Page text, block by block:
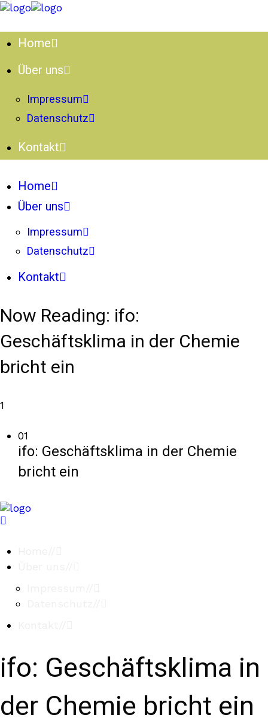
Home
Über uns
Impressum
Datenschutz
Kontakt
Home
Über uns
Impressum
Datenschutz
Kontakt
Now Reading: ifo:
Geschäftsklima in der Chemie
bricht ein
1
01
ifo: Geschäftsklima in der Chemie
bricht ein
ifo: Geschäftsklima in
der Chemie bricht ein